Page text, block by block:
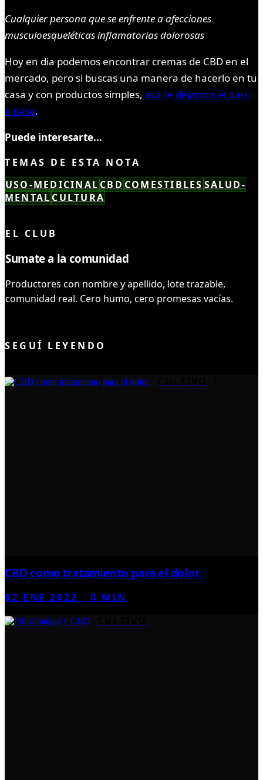
Cualquier persona que se enfrente a afecciones
musculoesqueléticas inflamatorias dolorosas
Hoy en dia podemos encontrar cremas de CBD en el
mercado, pero si buscas una manera de hacerlo en tu
casa y con productos simples, acá te dejamos el paso
a paso.
Puede interesarte...
TEMAS DE ESTA NOTA
USO-MEDICINAL CBD COMESTIBLES SALUD-
MENTAL CULTURA
EL CLUB
Sumate a la comunidad
Productores con nombre y apellido, lote trazable,
comunidad real. Cero humo, cero promesas vacías.
SEGUÍ LEYENDO
CBD como tratamiento para el dolor.
02 ENE 2022 ·0 MIN